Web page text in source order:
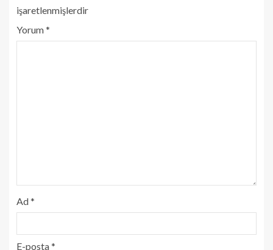
işaretlenmişlerdir
Yorum*
Ad*
E-posta*